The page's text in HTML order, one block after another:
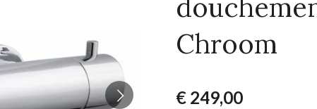
Chroom
€ 249,00